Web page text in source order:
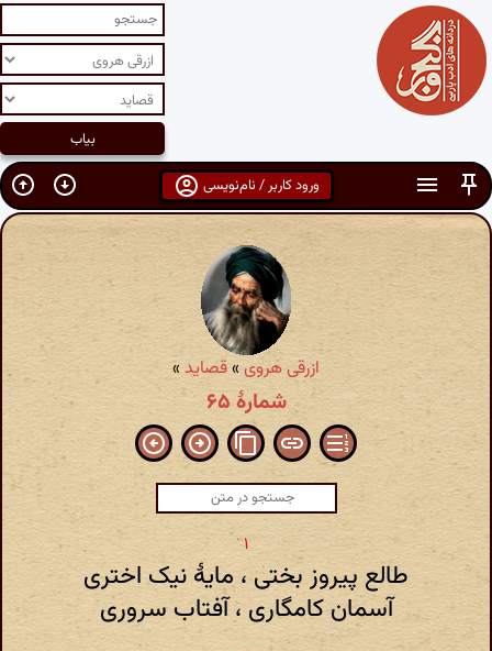
ورود کاربر / نام‌نویسی
ازرقی هروی»قصاید»
شمارهٔ ۶۵
طالع پیروز بختی ، مایۀ نیک اختری
آسمان کامگاری ، آفتاب سروری